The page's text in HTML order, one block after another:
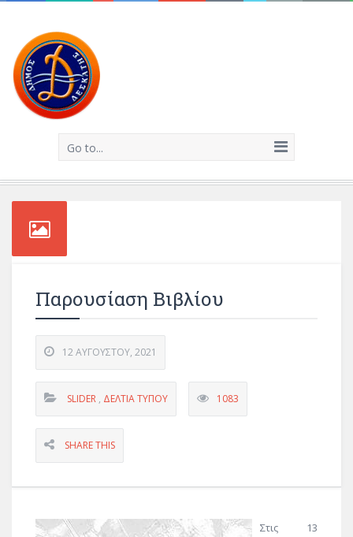
Go to...
Παρουσίαση Βιβλίου
12 ΑΥΓΟΎΣΤΟΥ, 2021
SLIDER , ΔΕΛΤΊΑ ΤΎΠΟΥ 1083
SHARE THIS
Στις 13